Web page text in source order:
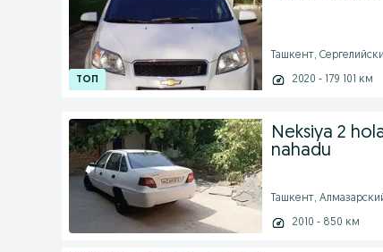
Ташкент,
2020 - 179 101 км
Neksiya 2
nahadu
Ташкент,
2010 - 850 км